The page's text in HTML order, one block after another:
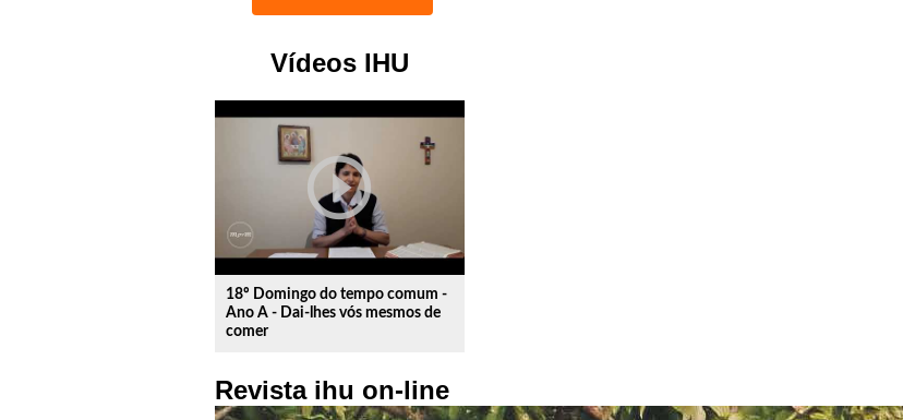
Vídeos IHU
play_circle_outline
18º Domingo do tempo comum -
Ano A - Dai-lhes vós mesmos de
comer
Revista ihu on-line